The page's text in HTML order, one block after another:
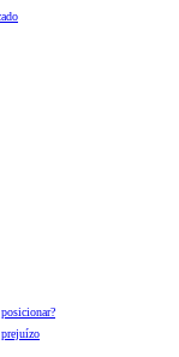
prejuízo